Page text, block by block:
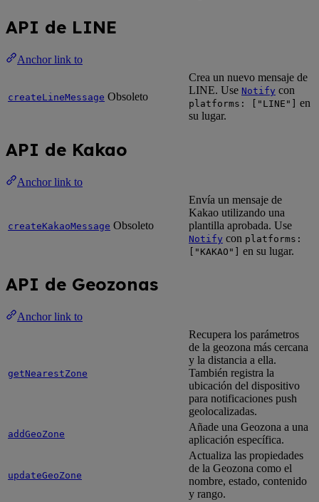
API de LINE
Anchor link to
createLineMessage Obsoleto
Crea un nuevo mensaje de
LINE. Use Notify con
platforms: ["LINE"]
en
su lugar.
API de Kakao
Anchor link to
createKakaoMessage Obsoleto
Envía un mensaje de
Kakao utilizando una
plantilla aprobada. Use
Notify con platforms:
["KAKAO"] en su lugar.
API de Geozonas
Anchor link to
getNearestZone
Recupera los parámetros
de la geozona más cercana
y la distancia a ella.
También registra la
ubicación del dispositivo
para notificaciones push
geolocalizadas.
addGeoZone
Añade una Geozona a una
aplicación específica.
updateGeoZone
Actualiza las propiedades
de la Geozona como el
nombre, estado, contenido
y rango.